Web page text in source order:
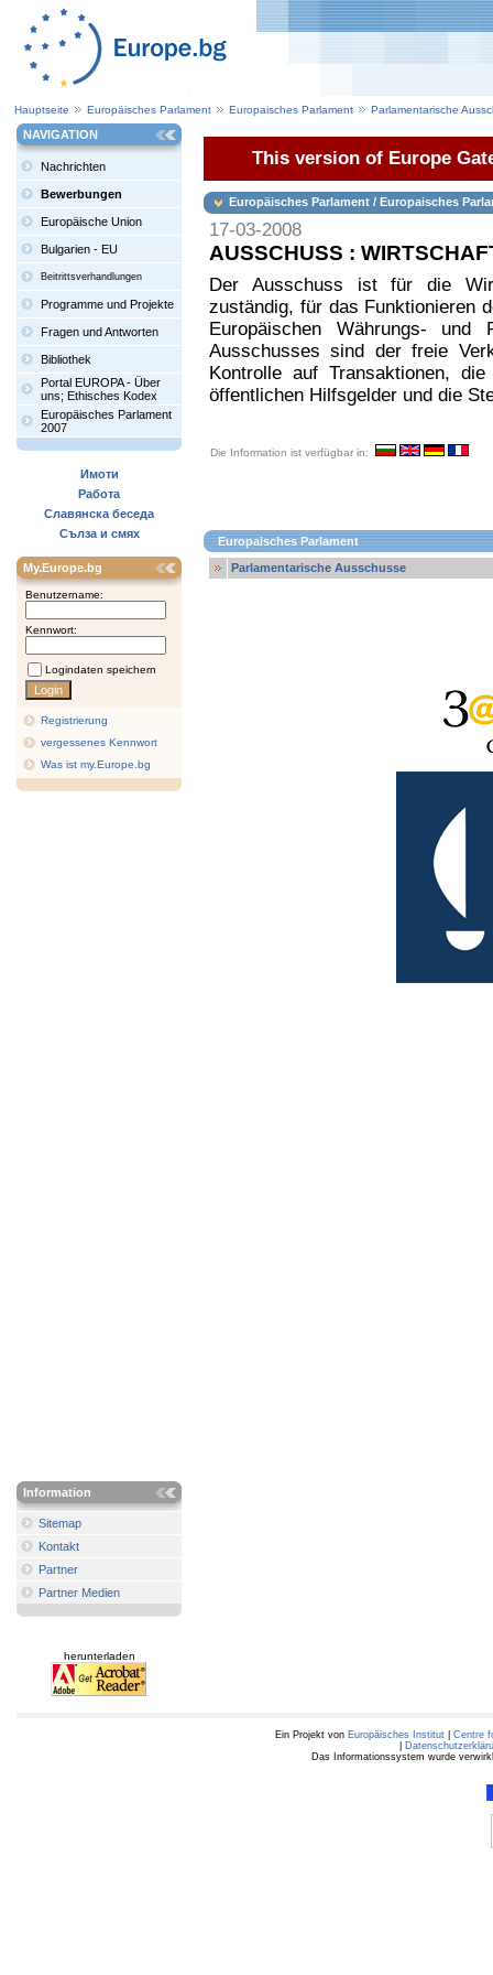
Hauptseite Europäisches Parlament Europaisches Parlament Parlamentarische
NAVIGATION
Nachrichten
Bewerbungen
Europäische Union
Bulgarien - EU
Beitrittsverhandlungen
Programme und Projekte
Fragen und Antworten
Bibliothek
Portal EUROPA - Über
uns; Ethisches Kodex
Europäisches Parlament
2007
Имоти
Работа
Славянска беседа
Сълза и смях
My.Europe.bg
Benutzername:
Kennwort:
Logindaten speichern
Registrierung
vergessenes Kennwort
Was ist my.Europe.bg
Information
Sitemap
Kontakt
Partner
Partner Medien
herunterladen
This version of Europe
Europäisches Parlament / Europaisches
17-03-2008
AUSSCHUSS :
Der Ausschuss ist für die
zuständig, für das Funktionieren
Europäischen Währungs- und
Ausschusses sind der freie
Kontrolle auf Transaktionen,
öffentlichen Hilfsgelder und die
Die Information ist verfügbar in:
Europaisches Parlament
Parlamentarische Ausschusse
Ein Projekt von Europäisches Institut
Centre
Das Informationssystem wurde